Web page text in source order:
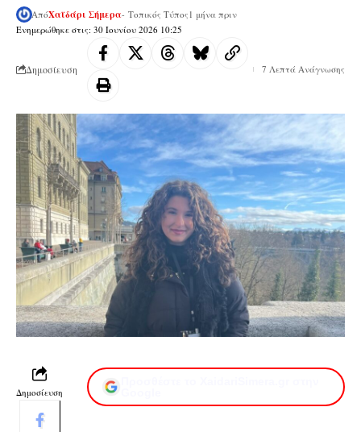
Ενημερώθηκε στις: 30 Ιουνίου 2026 10:25
ΑπόΧαϊδάρι Σήμερα- Τοπικός Τύπος 1 μήνα πριν
Δημοσίευση 7 Λεπτά Ανάγνωσης
Δημοσίευση